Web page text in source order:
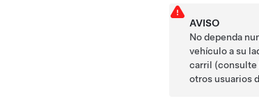
AVISO
No dependa
vehículo a su
carril (consulte
otros usuarios